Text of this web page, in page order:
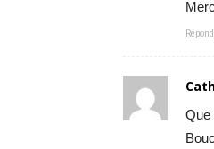
Que